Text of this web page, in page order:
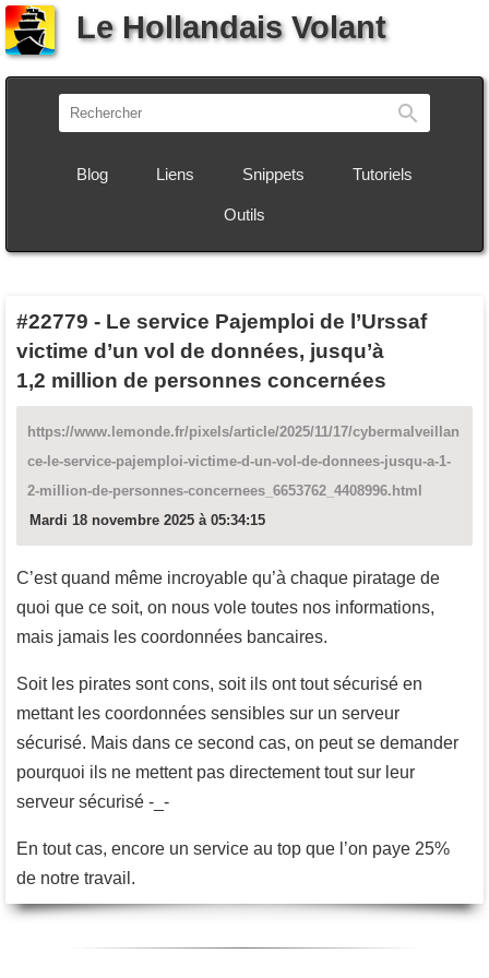
Le Hollandais Volant
Blog Liens Snippets Tutoriels
Outils
#22779 - Le service Pajemploi de l’Urssaf
victime d’un vol de données, jusqu’à
1,2 million de personnes concernées
https://www.lemonde.fr/pixels/article/2025/11/17/cybermalveillan
ce-le-service-pajemploi-victime-d-un-vol-de-donnees-jusqu-a-1-
2-million-de-personnes-concernees_6653762_4408996.html
Mardi 18 novembre 2025 à 05:34:15
C’est quand même incroyable qu’à chaque piratage de
quoi que ce soit, on nous vole toutes nos informations,
mais jamais les coordonnées bancaires.
Soit les pirates sont cons, soit ils ont tout sécurisé en
mettant les coordonnées sensibles sur un serveur
sécurisé. Mais dans ce second cas, on peut se demander
pourquoi ils ne mettent pas directement tout sur leur
serveur sécurisé -_-
En tout cas, encore un service au top que l’on paye 25%
de notre travail.